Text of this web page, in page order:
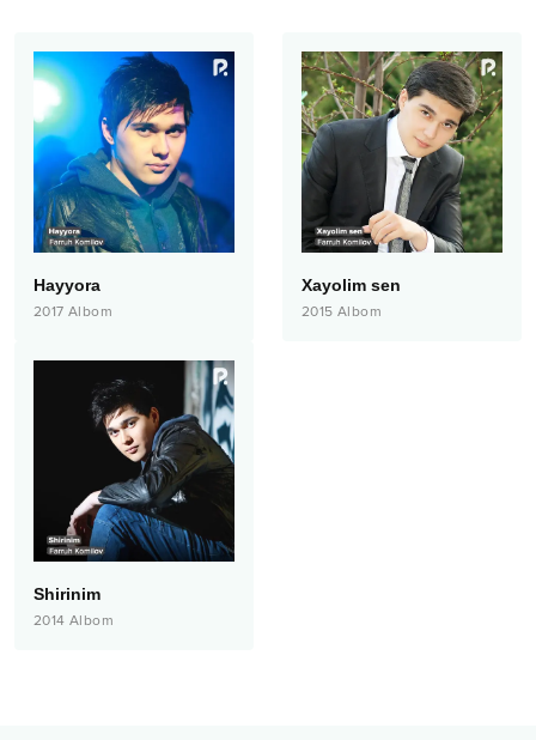
Hayyora
2017 Albom
Xayolim sen
2015 Albom
Shirinim
2014 Albom